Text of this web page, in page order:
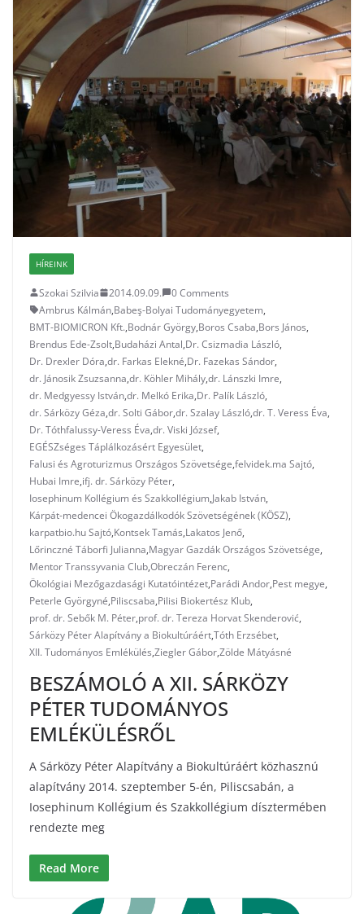
HÍREINK
Szokai Szilvia 2014.09.09.
0 Comments
Ambrus Kálmán,Babeş-Bolyai Tudományegyetem,
BMT-BIOMICRON Kft.,Bodnár György,Boros Csaba,Bors János,
Brendus Ede-Zsolt,Budaházi Antal,Dr. Csizmadia László,
Dr. Drexler Dóra,dr. Farkas Elekné,Dr. Fazekas Sándor,
dr. Jánosik Zsuzsanna,dr. Köhler Mihály,dr. Lánszki Imre,
dr. Medgyessy István,dr. Melkó Erika,Dr. Palík László,
dr. Sárközy Géza,dr. Solti Gábor,dr. Szalay László,dr. T. Veress Éva,
Dr. Tóthfalussy-Veress Éva,dr. Viski József,
EGÉSZséges Táplálkozásért Egyesület,
Falusi és Agroturizmus Országos Szövetsége,felvidek.ma Sajtó,
Hubai Imre,ifj. dr. Sárközy Péter,
Iosephinum Kollégium és Szakkollégium,Jakab István,
Kárpát-medencei Ökogazdálkodók Szövetségének (KÖSZ),
karpatbio.hu Sajtó,Kontsek Tamás,Lakatos Jenő,
Lőrinczné Táborfi Julianna,Magyar Gazdák Országos Szövetsége,
Mentor Transsyvania Club,Obreczán Ferenc,
Ökológiai Mezőgazdasági Kutatóintézet,Parádi Andor,Pest megye,
Peterle Györgyné,Piliscsaba,Pilisi Biokertész Klub,
prof. dr. Sebők M. Péter,prof. dr. Tereza Horvat Skenderović,
Sárközy Péter Alapítvány a Biokultúráért,Tóth Erzsébet,
XII. Tudományos Emlékülés,Ziegler Gábor,Zölde Mátyásné
BESZÁMOLÓ A XII. SÁRKÖZY
PÉTER TUDOMÁNYOS
EMLÉKÜLÉSRŐL
A Sárközy Péter Alapítvány a Biokultúráért közhasznú
alapítvány 2014. szeptember 5-én, Piliscsabán, a
Iosephinum Kollégium és Szakkollégium dísztermében
rendezte meg
Read More